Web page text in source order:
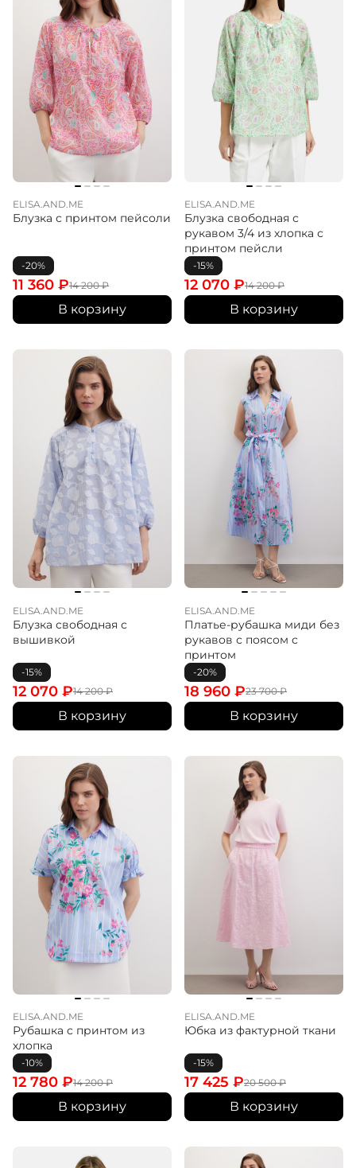
ELISA.AND.ME
Блузка с принтом пейсоли
-20%
14 200₽
11 360 ₽
В корзину
ELISA.AND.ME
Блузка свободная с
рукавом 3/4 из хлопка с
принтом пейсли
-15%
14 200₽
12 070 ₽
В корзину
ELISA.AND.ME
Блузка свободная с
вышивкой
-15%
14 200₽
12 070 ₽
В корзину
ELISA.AND.ME
Платье-рубашка миди без
рукавов с поясом с
принтом
-20%
23 700₽
18 960 ₽
В корзину
ELISA.AND.ME
Рубашка с принтом из
хлопка
-10%
14 200₽
12 780 ₽
В корзину
ELISA.AND.ME
Юбка из фактурной ткани
-15%
20 500₽
17 425 ₽
В корзину